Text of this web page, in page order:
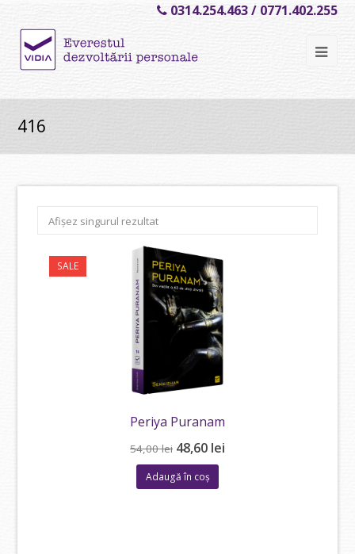
0314.254.463 / 0771.402.255
416
Afișez singurul rezultat
SALE
Periya Puranam
54,00lei Prețul
inițial
a
48,60 lei
Adaugă în coș